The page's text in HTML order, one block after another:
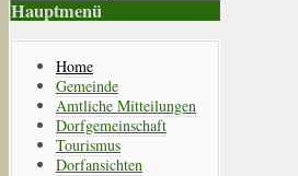
Hauptmenü
Home
Gemeinde
Amtliche Mitteilungen
Dorfgemeinschaft
Tourismus
Dorfansichten